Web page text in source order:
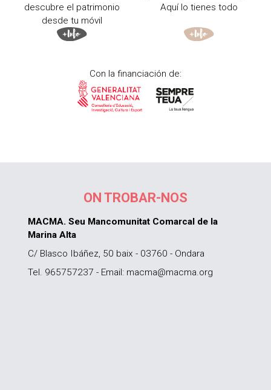
descubre el patrimonio
desde tu móvil
Aquí lo tienes todo
Con la financiación de:
ON TROBAR-NOS
MACMA. Seu Mancomunitat Comarcal de la
Marina Alta
C/ Blasco Ibáñez, 50 baix - 03760 - Ondara
Tel. 965757237 - Email: macma@macma.org